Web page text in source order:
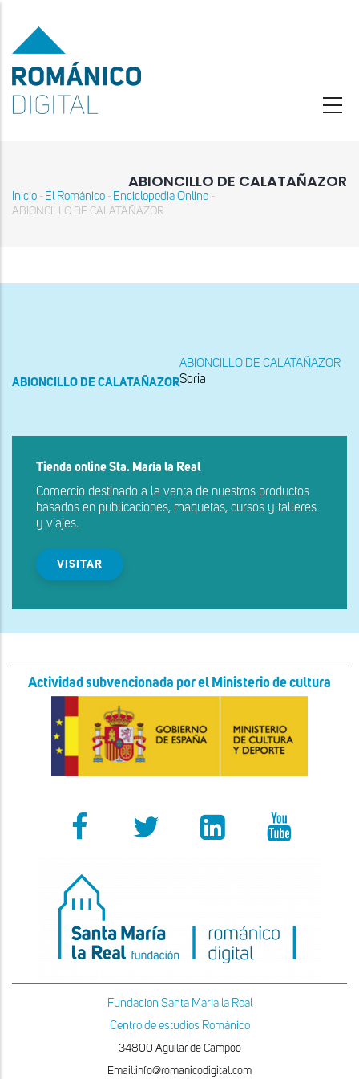
contenido
principal
ABIONCILLO DE CALATAÑAZOR
Sobrescribir
ayuda
Inicio - El Románico - Enciclopedia Online -
ABIONCILLO DE CALATAÑAZOR
ABIONCILLO DE CALATAÑAZOR
ABIONCILLO DE CALATAÑAZOR
Soria
Tienda online Sta. María la Real
Comercio destinado a la venta de nuestros productos
basados en publicaciones, maquetas, cursos y talleres
y viajes.
VISITAR
Actividad subvencionada por el Ministerio de cultura
Fundacion Santa Maria la Real
Centro de estudios Románico
34800 Aguilar de Campoo
Email:info@romanicodigital.com